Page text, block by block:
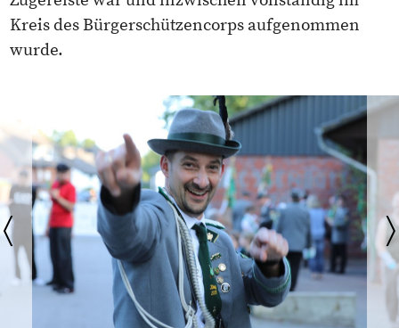
Kreis des Bürgerschützencorps aufgenommen
wurde.
〈 〉